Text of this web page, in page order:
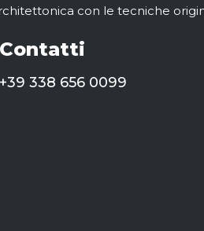
con le tecniche
Contatti
+39 338 656 0099